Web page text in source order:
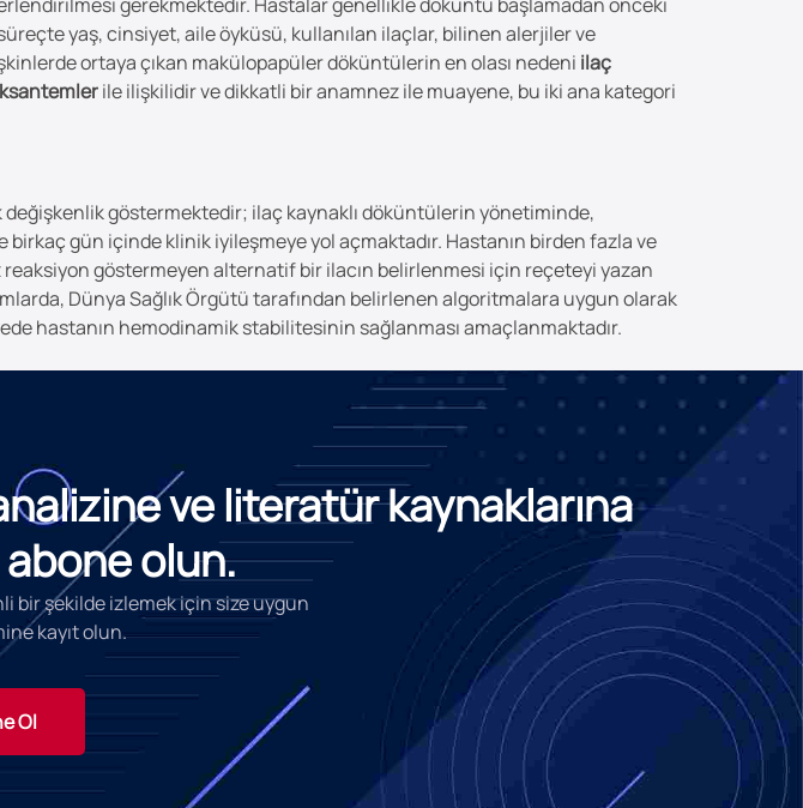
yaş, cinsiyet, aile öyküsü, kullanılan ilaçlar, bilinen alerjiler ve
ortaya çıkan makülopapüler döküntülerin en olası nedeni ilaç
ile ilişkilidir ve dikkatli bir anamnez ile muayene, bu iki ana kategori
göstermektedir; ilaç kaynaklı döküntülerin yönetiminde,
gün içinde klinik iyileşmeye yol açmaktadır. Hastanın birden fazla ve
göstermeyen alternatif bir ilacın belirlenmesi için reçeteyi yazan
Dünya Sağlık Örgütü tarafından belirlenen algoritmalara uygun olarak
hastanın hemodinamik stabilitesinin sağlanması amaçlanmaktadır.
ve literatür kaynaklarına
olun.
bir şekilde izlemek için size uygun
kayıt olun.
Ol